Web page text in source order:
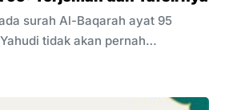
surah Al-Baqarah ayat 95
tidak akan pernah
karena mereka mengetahui
menghadapi balasan Allah di